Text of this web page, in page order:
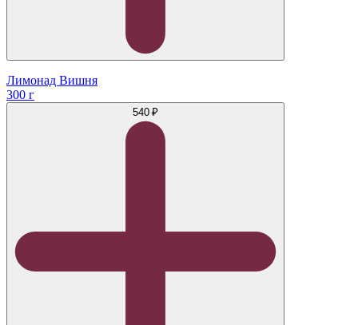
Лимонад Вишня
300 г
540 ₽